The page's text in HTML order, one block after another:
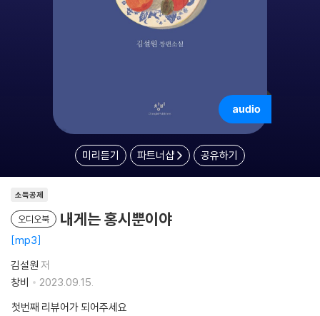
미리듣기 파트너샵 공유하기
소득공제
오디오북 내게는 홍시뿐이야
mp3
김설원 저
창비
2023.09.15.
첫번째 리뷰어가 되어주세요